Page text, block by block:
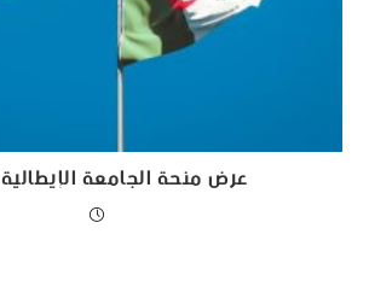
عرض منحة الجامعة الإيطالية 2023